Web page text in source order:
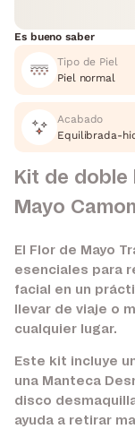
Es bueno saber
Tipo de Piel
Piel normal
Acabado
Equilibrada-
Kit de doble
Mayo
El Flor de Mayo
esenciales para
facial en un
llevar de viaje o
cualquier lugar.
Este kit incluye
una Manteca
disco
ayuda a retirar